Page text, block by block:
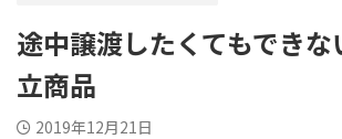
途中譲渡したくてもでき
立商品
2019年12月21日